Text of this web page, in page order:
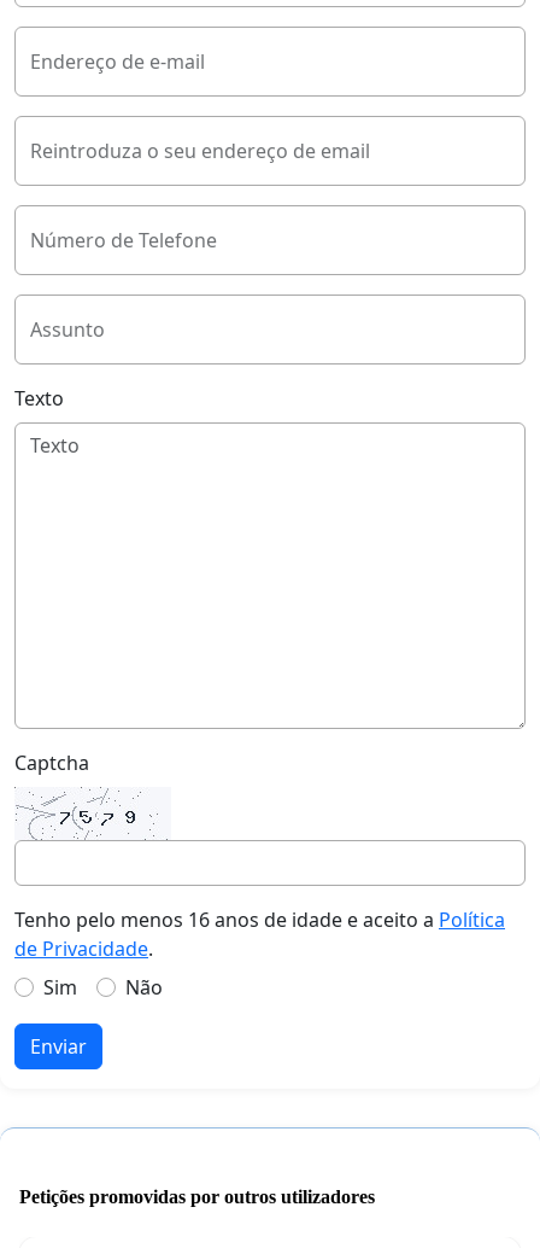
Endereço de e-mail
Reintroduza o seu endereço de email
Número de Telefone
Assunto
Texto
Captcha
Tenho pelo menos 16 anos de idade e aceito a Política
de Privacidade.
Sim
Não
Enviar
Petições promovidas por outros utilizadores